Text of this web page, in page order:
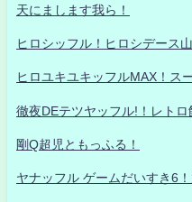
天にまします我ら！
ヒロシッフル！ヒロシデース
ヒロユキユキッフルMAX！ス
徹夜DEテツヤッフル!！レトロ
剛Q超児ともっふる！
ヤナッフル ゲームだいすき6